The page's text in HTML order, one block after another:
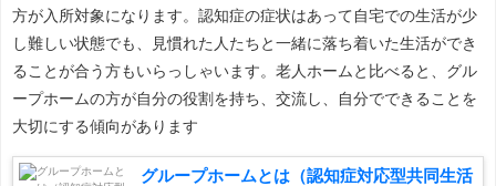
方が入所対象になります。認知症の症状はあって自宅での生活が少
し難しい状態でも、見慣れた人たちと一緒に落ち着いた生活ができ
ることが合う方もいらっしゃいます。老人ホームと比べると、グル
ープホームの方が自分の役割を持ち、交流し、自分でできることを
大切にする傾向があります
グループホームとは（認知症対応型共同生活